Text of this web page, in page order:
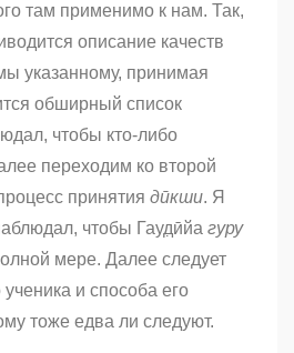
там применимо к нам. Так,
описание качеств
указанному, принимая
обширный список
чтобы кто-либо
переходим ко второй
принятия дӣкши. Я
чтобы Гауд̣ӣйа гуру
мере. Далее следует
и способа его
тоже едва ли следуют.